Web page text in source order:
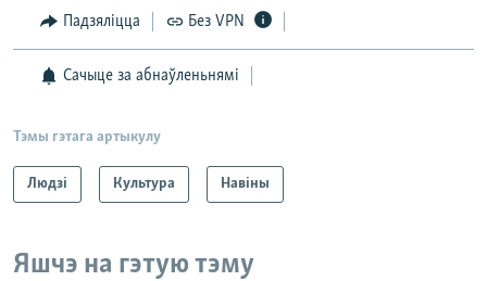
Падзяліцца Без VPN
Сачыце за абнаўленьнямі
Тэмы гэтага артыкулу
Людзі Культура Навіны
Яшчэ на гэтую тэму